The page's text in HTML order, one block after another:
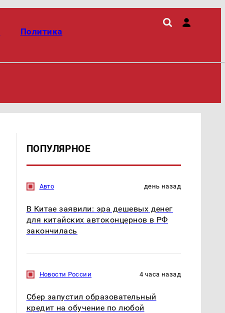
Политика
ПОПУЛЯРНОЕ
Авто день назад
В Китае заявили: эра дешевых денег
для китайских автоконцернов в РФ
закончилась
Новости России 4 часа назад
Сбер запустил образовательный
кредит на обучение по любой